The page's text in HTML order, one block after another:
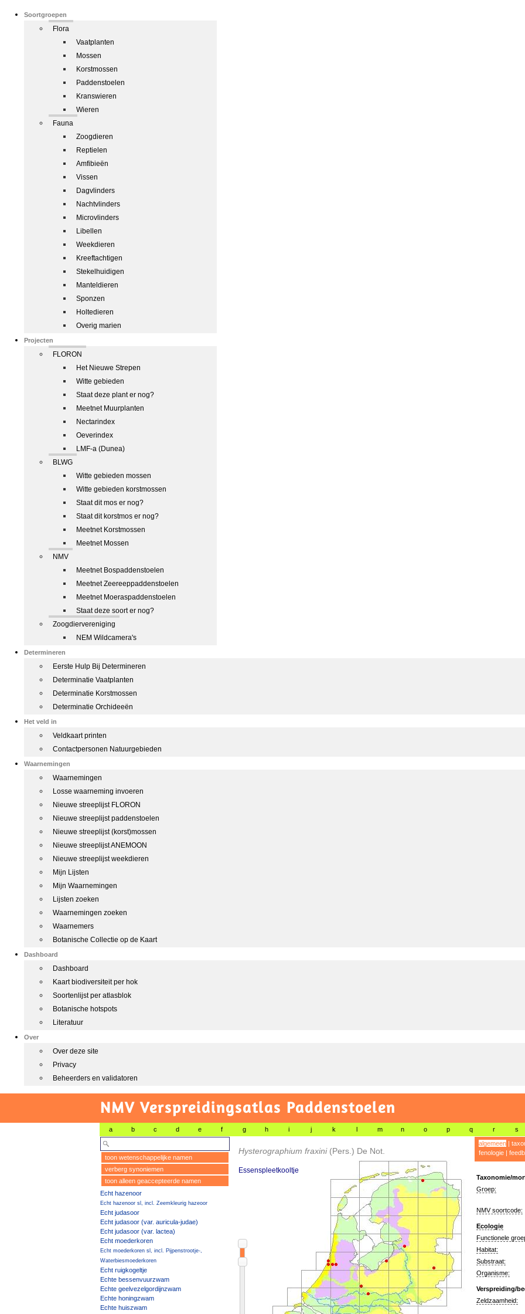
Soortgroepen
Flora
Vaatplanten
Mossen
Korstmossen
Paddenstoelen
Kranswieren
Wieren
Fauna
Zoogdieren
Reptielen
Amfibieën
Vissen
Dagvlinders
Nachtvlinders
Microvlinders
Libellen
Weekdieren
Kreeftachtigen
Stekelhuidigen
Manteldieren
Sponzen
Holtedieren
Overig marien
Projecten
FLORON
Het Nieuwe Strepen
Witte gebieden
Staat deze plant er nog?
Meetnet Muurplanten
Nectarindex
Oeverindex
LMF-a (Dunea)
BLWG
Witte gebieden mossen
Witte gebieden korstmossen
Staat dit mos er nog?
Staat dit korstmos er nog?
Meetnet Korstmossen
Meetnet Mossen
NMV
Meetnet Bospaddenstoelen
Meetnet Zeereeppaddenstoelen
Meetnet Moeraspaddenstoelen
Staat deze soort er nog?
Zoogdiervereniging
NEM Wildcamera's
Determineren
Eerste Hulp Bij Determineren
Determinatie Vaatplanten
Determinatie Korstmossen
Determinatie Orchideeën
Het veld in
Veldkaart printen
Contactpersonen Natuurgebieden
Waarnemingen
Waarnemingen
Losse waarneming invoeren
Nieuwe streeplijst FLORON
Nieuwe streeplijst paddenstoelen
Nieuwe streeplijst (korst)mossen
Nieuwe streeplijst ANEMOON
Nieuwe streeplijst weekdieren
Mijn Lijsten
Mijn Waarnemingen
Lijsten zoeken
Waarnemingen zoeken
Waarnemers
Botanische Collectie op de Kaart
Dashboard
Dashboard
Kaart biodiversiteit per hok
Soortenlijst per atlasblok
Botanische hotspots
Literatuur
Over
Over deze site
Privacy
Beheerders en validatoren
NMV Verspreidingsatlas Paddenstoelen
a b c d e f g h i j k l m n o p q r s
toon wetenschappelijke namen
verberg synoniemen
toon alleen geaccepteerde namen
Echt hazenoor
Echt hazenoor sl, incl. Zeemkleurig hazeoor
Echt judasoor
Echt judasoor (var. auricula-judae)
Echt judasoor (var. lactea)
Echt moederkoren
Echt moederkoren sl, incl. Pijpenstrootje-,
Waterbiesmoederkoren
Echt ruigkogeltje
Echte bessenvuurzwam
Echte geelvezelgordijnzwam
Echte honingzwam
Echte huiszwam
Hysterographium fraxini (Pers.) De Not.
Essenspleetkooltje
algemeen|
fenologie|
Taxonomie/
Groep:
NMV soortcode:
Ecologie
Functionele
Habitat:
Substraat:
Organisme:
Verspreiding/
Zeldzaamheid: